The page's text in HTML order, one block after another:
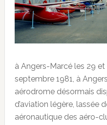
à Angers-Marcé les 29
septembre 1981, à
aérodrome désormais
d’aviation légère, lassée
aéronautique des aéro-